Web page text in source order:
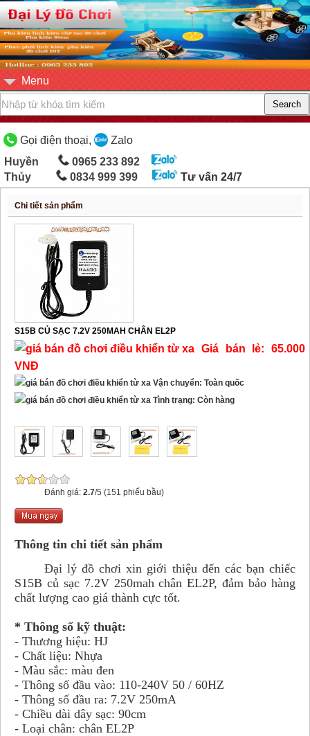
Menu
Gọi điện thoại,
Zalo
Huyền
0965 233 892
Thủy
0834 999 399 Tư vấn 24/7
Chi tiết sản phẩm
S15B CỦ SẠC 7.2V 250MAH CHÂN EL2P
Giá bán lẻ: 65.000
VNĐ
Vận chuyển: Toàn quốc
Tình trạng: Còn hàng
Đánh giá: 2.7/5 (151 phiếu bầu)
Thông tin chi tiết sản phẩm
Đại lý đồ chơi xin giới thiệu đến các bạn chiếc
S15B củ sạc 7.2V 250mah chân EL2P, đảm bảo hàng
chất lượng cao giá thành cực tốt.
* Thông số kỹ thuật:
- Thương hiệu: HJ
- Chất liệu: Nhựa
- Màu sắc: màu đen
- Thông số đầu vào: 110-240V 50 / 60HZ
- Thông số đầu ra: 7.2V 250mA
- Chiều dài dây sạc: 90cm
- Loại chân: chân EL2P